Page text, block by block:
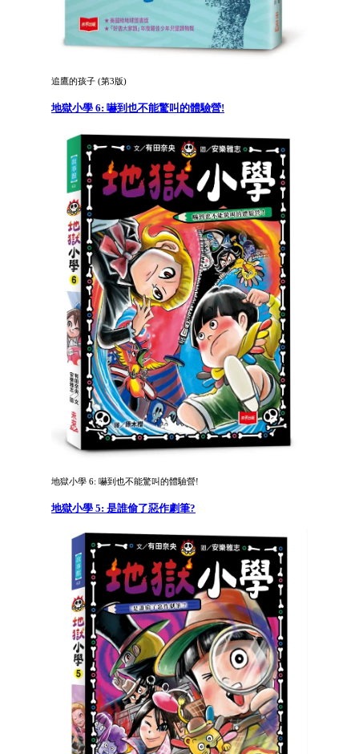
追鷹的孩子 (第3版)
地獄小學 6: 嚇到也不能驚叫的體驗營!
地獄小學 6: 嚇到也不能驚叫的體驗營!
地獄小學 5: 是誰偷了惡作劇筆?